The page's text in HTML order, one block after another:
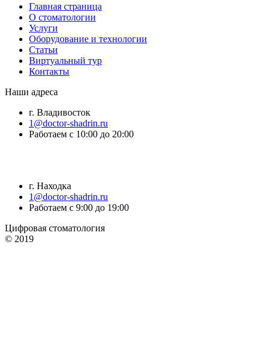
Главная страница
О стоматологии
Услуги
Оборудование и технологии
Статьи
Виртуальный тур
Контакты
Наши адреса
г. Владивосток
1@doctor-shadrin.ru
Работаем с 10:00 до 20:00
г. Находка
1@doctor-shadrin.ru
Работаем с 9:00 до 19:00
Цифровая стоматология
© 2019